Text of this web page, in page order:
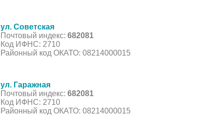
ул. Советская
Почтовый индекс: 682081
Код ИФНС: 2710
Районный код ОКАТО: 08214000015
ул. Гаражная
Почтовый индекс: 682081
Код ИФНС: 2710
Районный код ОКАТО: 08214000015